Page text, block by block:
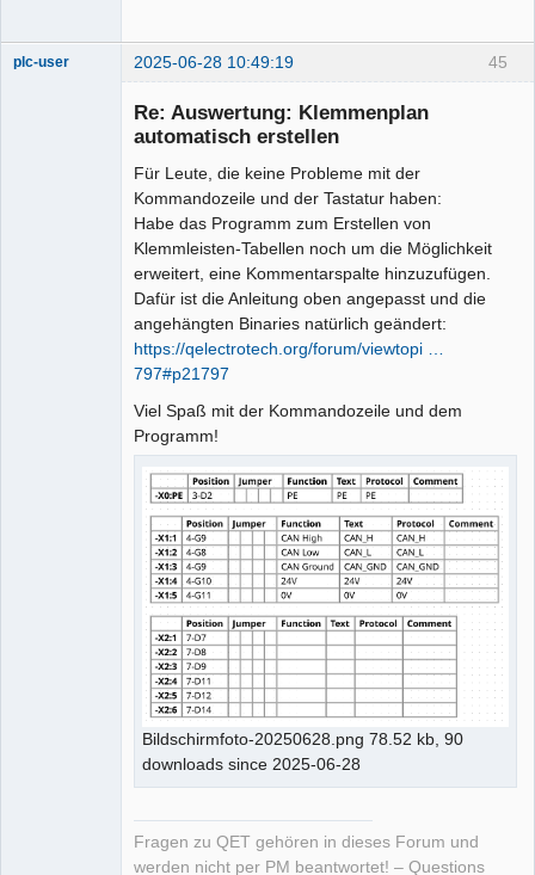
45
plc-user 2025-06-28 10:49:19
Re: Auswertung: Klemmenplan
automatisch erstellen
Für Leute, die keine Probleme mit der
Kommandozeile und der Tastatur haben:
Habe das Programm zum Erstellen von
Klemmleisten-Tabellen noch um die Möglichkeit
erweitert, eine Kommentarspalte hinzuzufügen.
Dafür ist die Anleitung oben angepasst und die
angehängten Binaries natürlich geändert:
https://qelectrotech.org/forum/viewtopi …
797#p21797
Viel Spaß mit der Kommandozeile und dem
Programm!
Bildschirmfoto-20250628.png 78.52 kb, 90
downloads since 2025-06-28
Fragen zu QET gehören in dieses Forum und
werden nicht per PM beantwortet! – Questions